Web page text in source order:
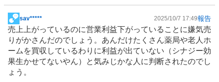
掲
示
板
事
sav***** 2025/10/7 17:49報告
売上上がっているのに営業利益下がっていることに嫌気売
りがかさんだのでしょう。あんだけたくさん薬局や老人ホ
ームを買収しているわりに利益が出ていない（シナジー効
果生かせてないやん）と気みじかな人に判断されたのでし
ょう。